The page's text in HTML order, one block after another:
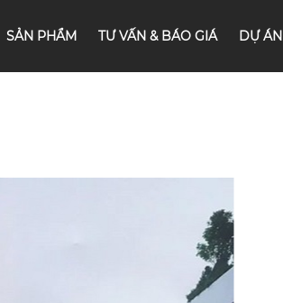
SẢN PHẨM TƯ VẤN & BÁO GIÁ DỰ ÁN